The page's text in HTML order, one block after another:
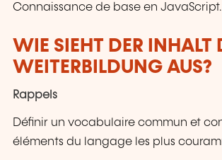
Connaissance de base en JavaScript.
WIE SIEHT DER INHALT
WEITERBILDUNG AUS?
Rappels
Définir un vocabulaire commun et
éléments du langage les plus